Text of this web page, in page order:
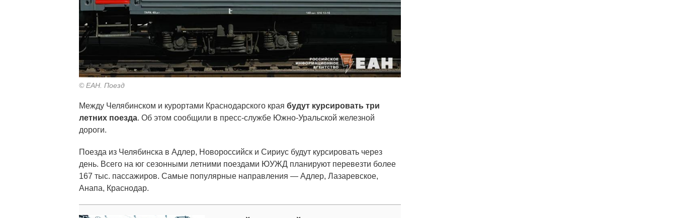
© ЕАН. Поезд
Между Челябинском и курортами Краснодарского края будут курсировать три
летних поезда. Об этом сообщили в пресс-службе Южно-Уральской железной
дороги.
Поезда из Челябинска в Адлер, Новороссийск и Сириус будут курсировать через
день. Всего на юг сезонными летними поездами ЮУЖД планируют перевезти более
167 тыс. пассажиров. Самые популярные направления — Адлер, Лазаревское,
Анапа, Краснодар.